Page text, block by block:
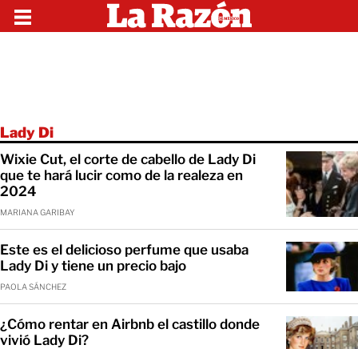
Lady Di
Wixie Cut, el corte de cabello de Lady Di
que te hará lucir como de la realeza en
2024
MARIANA GARIBAY
Este es el delicioso perfume que usaba
Lady Di y tiene un precio bajo
PAOLA SÁNCHEZ
¿Cómo rentar en Airbnb el castillo donde
vivió Lady Di?